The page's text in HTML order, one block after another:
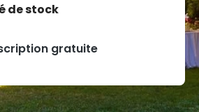
de stock
gratuite